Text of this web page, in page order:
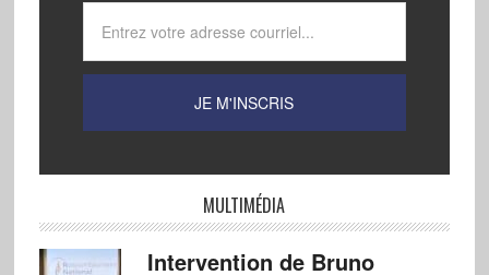
MULTIMÉDIA
Intervention de Bruno